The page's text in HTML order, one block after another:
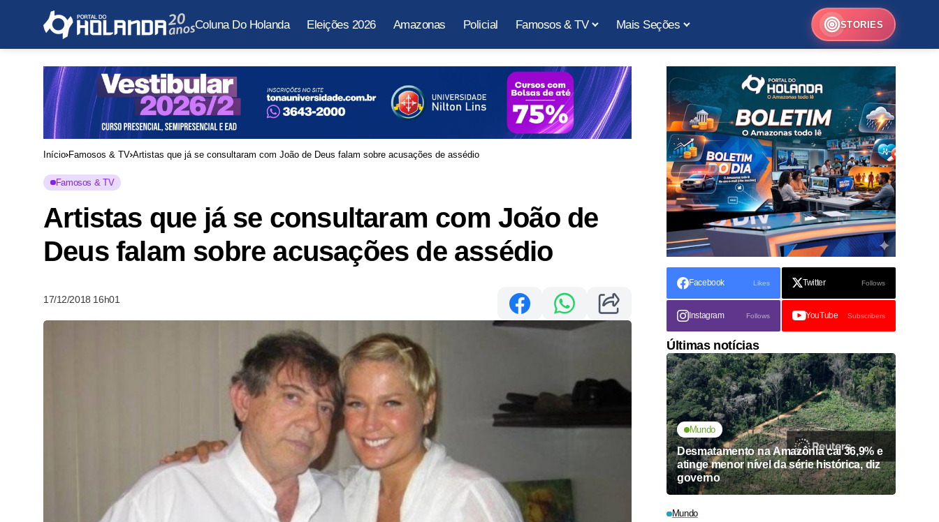
Coluna Do Holanda Eleições 2026 Amazonas Policial Famosos & TV Mais Seções STORIES
Início Famosos & TV Artistas que já se consultaram com João de Deus falam sobre acusações de assédio
Famosos & TV
Artistas que já se consultaram com João de
Deus falam sobre acusações de assédio
17/12/2018 16h01
Facebook Likes Twitter Follows
Instagram Follows YouTube Subscribers
Últimas notícias
Mundo
Desmatamento na Amazônia cai 36,9% e
atinge menor nível da série histórica, diz
governo
Mundo